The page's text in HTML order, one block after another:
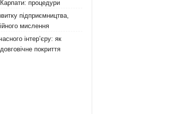
Карпати: процедури
підприємництва,
мислення
інтер’єру: як
покриття